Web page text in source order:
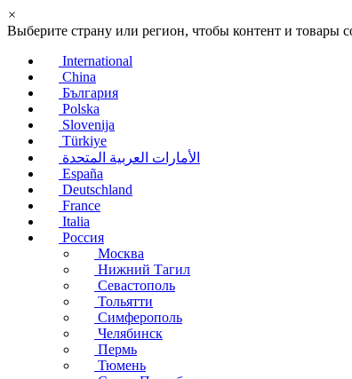
×
Выберите страну или регион, чтобы контент и товары
International
China
България
Polska
Slovenija
Türkiye
الأمارات العربية المتحدة
España
Deutschland
France
Italia
Россия
Москва
Нижний Тагил
Севастополь
Тольятти
Симферополь
Челябинск
Пермь
Тюмень